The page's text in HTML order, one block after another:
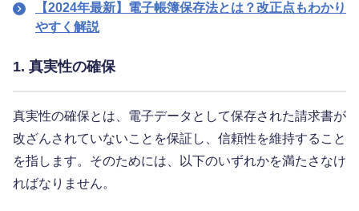
【2024年最新】電子帳簿保存法とは？改正点もわかり
やすく解説
1. 真実性の確保
真実性の確保とは、電子データとして保存された請求書が
改ざんされていないことを保証し、信頼性を維持すること
を指します。そのためには、以下のいずれかを満たさなけ
ればなりません。